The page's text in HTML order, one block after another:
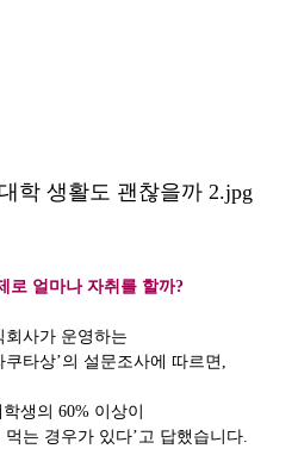
로 얼마나 자취를 할까?
회사가 운영하는
타상’의 설문조사에 따르면,
생의 60% 이상이
는 경우가 있다’고 답했습니다.